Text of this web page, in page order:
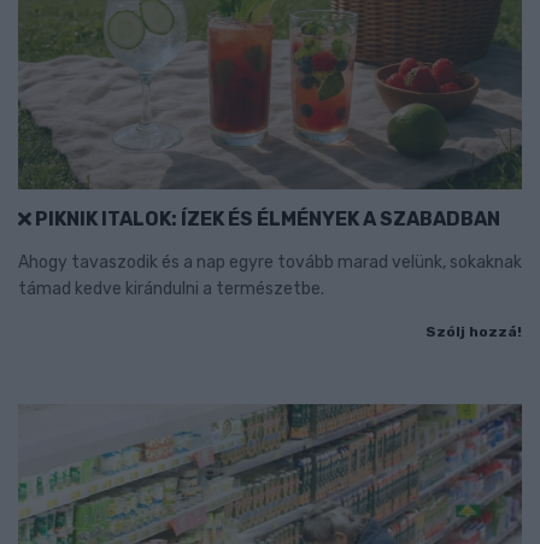
PIKNIK ITALOK: ÍZEK ÉS ÉLMÉNYEK A SZABADBAN
Ahogy tavaszodik és a nap egyre tovább marad velünk, sokaknak
támad kedve kirándulni a természetbe.
Szólj hozzá!